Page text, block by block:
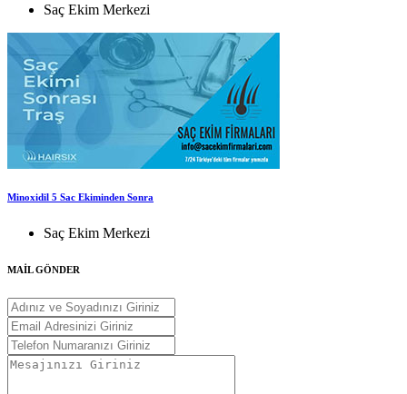
Saç Ekim Merkezi
Minoxidil 5 Sac Ekiminden Sonra
Saç Ekim Merkezi
MAİL GÖNDER